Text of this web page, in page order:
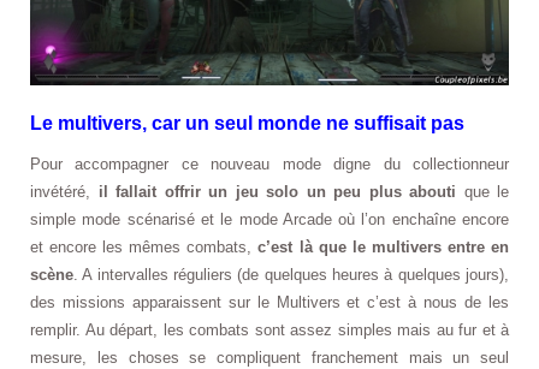
Le multivers, car un seul monde ne suffisait pas
Pour accompagner ce nouveau mode digne du collectionneur
invétéré, il fallait offrir un jeu solo un peu plus abouti que le
simple mode scénarisé et le mode Arcade où l’on enchaîne encore
et encore les mêmes combats,c’est là que le multivers entre en
scène . A intervalles réguliers (de quelques heures à quelques jours),
des missions apparaissent sur le Multivers et c’est à nous de les
remplir. Au départ, les combats sont assez simples mais au fur et à
mesure, les choses se compliquent franchement mais un seul